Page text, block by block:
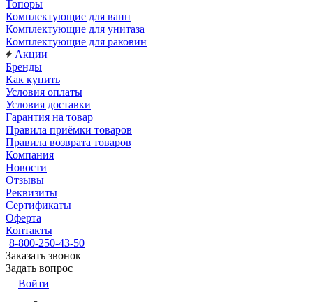
Топоры
Комплектующие для ванн
Комплектующие для унитаза
Комплектующие для раковин
Акции
Бренды
Как купить
Условия оплаты
Условия доставки
Гарантия на товар
Правила приёмки товаров
Правила возврата товаров
Компания
Новости
Отзывы
Реквизиты
Сертификаты
Оферта
Контакты
8-800-250-43-50
Заказать звонок
Задать вопрос
Войти